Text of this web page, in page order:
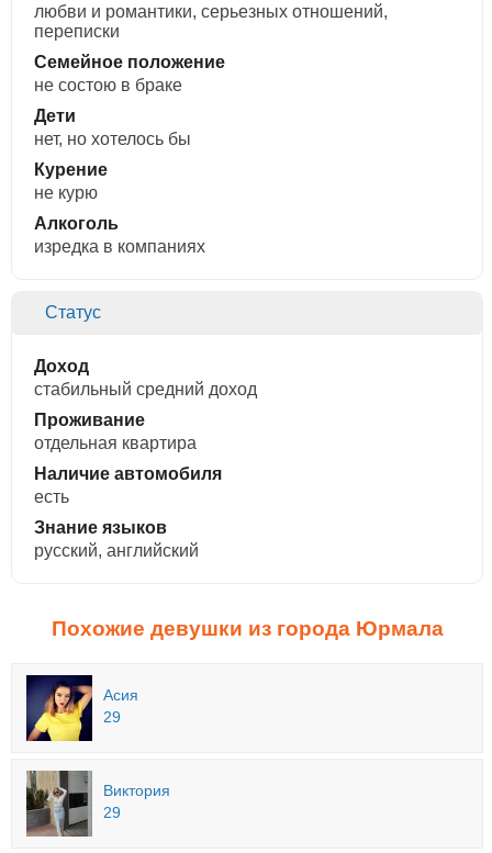
любви и романтики, cерьезных отношений,
переписки
Семейное положение
не состою в браке
Дети
нет, но хотелось бы
Курение
не курю
Алкоголь
изредка в компаниях
Статус
Доход
стабильный средний доход
Проживание
отдельная квартира
Наличие автомобиля
есть
Знание языков
русский, английский
Похожие девушки из города Юрмала
Асия
29
Виктория
29